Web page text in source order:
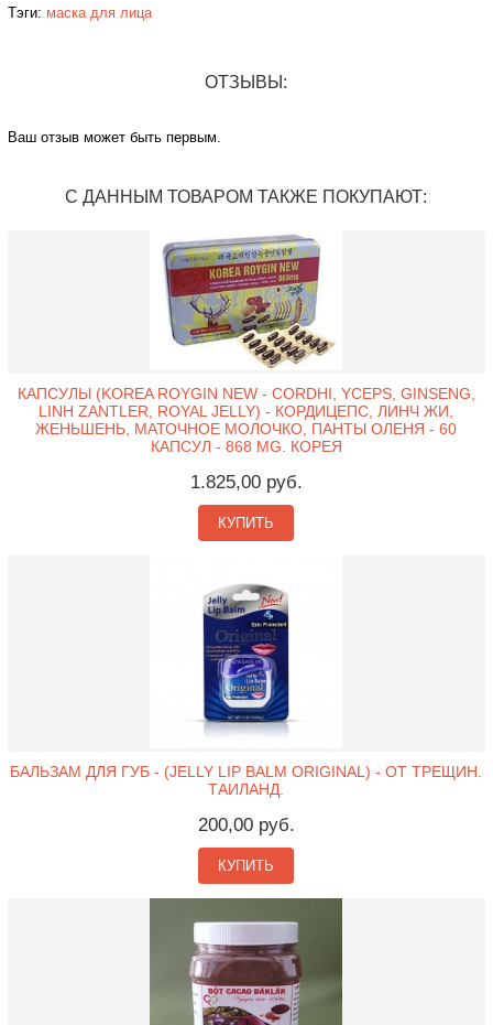
Тэги: маска для лица
ОТЗЫВЫ:
Ваш отзыв может быть первым.
С ДАННЫМ ТОВАРОМ ТАКЖЕ ПОКУПАЮТ:
КАПСУЛЫ (KOREA ROYGIN NEW - CORDHI, YCEPS, GINSENG,
LINH ZANTLER, ROYAL JELLY) - КОРДИЦЕПС, ЛИНЧ ЖИ,
ЖЕНЬШЕНЬ, МАТОЧНОЕ МОЛОЧКО, ПАНТЫ ОЛЕНЯ - 60
КАПСУЛ - 868 MG. КОРЕЯ
1.825,00 руб.
КУПИТЬ
БАЛЬЗАМ ДЛЯ ГУБ - (JELLY LIP BALM ORIGINAL) - ОТ ТРЕЩИН.
ТАИЛАНД.
200,00 руб.
КУПИТЬ